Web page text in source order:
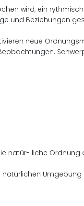
wird, ein
und Beziehungen
neue
natür- liche Ordnung
Umgebung